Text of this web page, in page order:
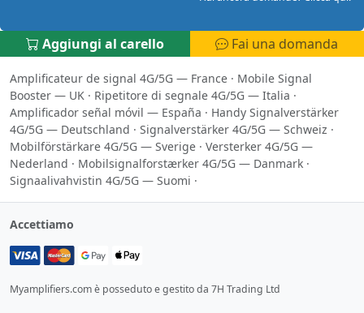
Aggiungi al carello Fai una domanda
Amplificateur de signal 4G/5G — France · Mobile Signal
Booster — UK · Ripetitore di segnale 4G/5G — Italia ·
Amplificador señal móvil — España · Handy Signalverstärker
4G/5G — Deutschland · Signalverstärker 4G/5G — Schweiz ·
Mobilförstärkare 4G/5G — Sverige · Versterker 4G/5G —
Nederland · Mobilsignalforstærker 4G/5G — Danmark ·
Signaalivahvistin 4G/5G — Suomi ·
Accettiamo
Myamplifiers.com è posseduto e gestito da 7H Trading Ltd